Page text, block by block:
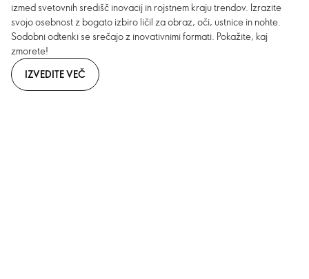
izmed svetovnih središč inovacij in rojstnem kraju trendov. Izrazite
svojo osebnost z bogato izbiro ličil za obraz, oči, ustnice in nohte.
Sodobni odtenki se srečajo z inovativnimi formati. Pokažite, kaj
zmorete!
IZVEDITE VEČ